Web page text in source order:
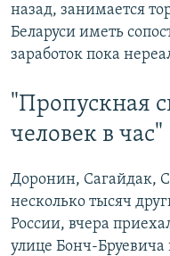
назад, занимается
Беларуси иметь
заработок пока
"Пропускная
человек в час"
Доронин, Сагайдак,
несколько тысяч
России, вчера
улице Бонч-